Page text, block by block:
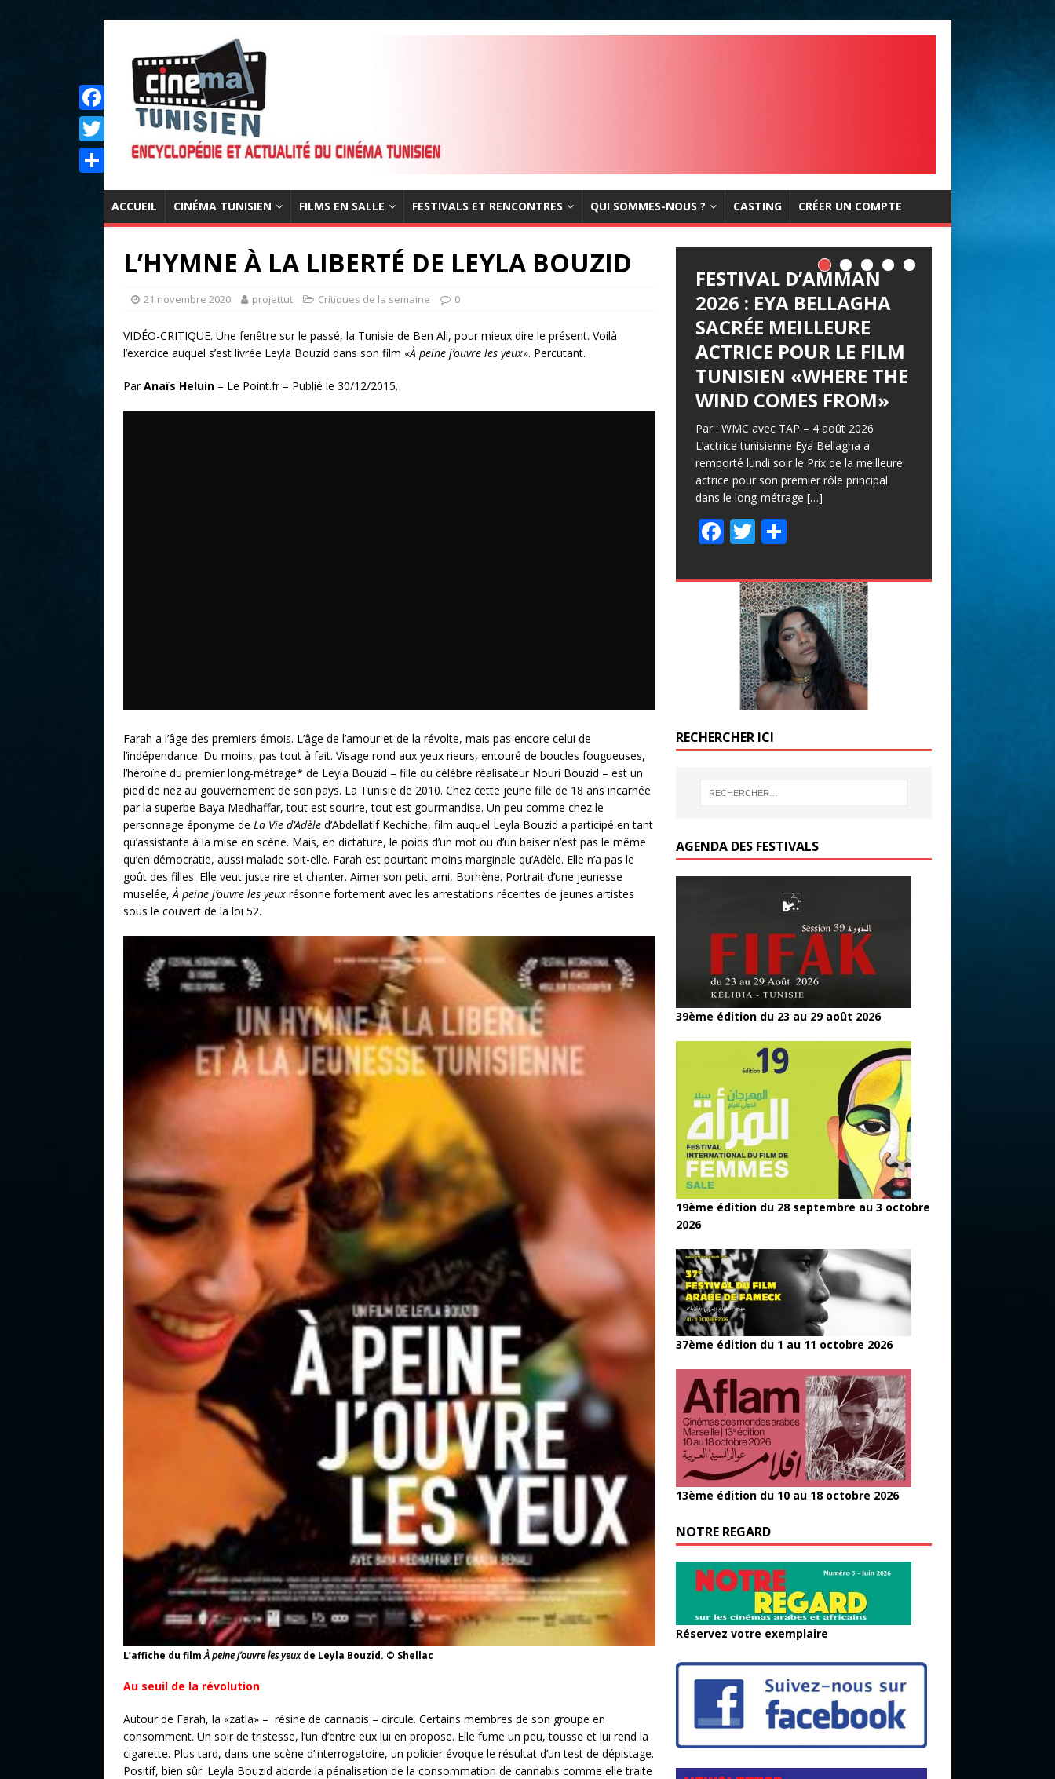
ACCUEIL CINÉMA TUNISIEN FILMS EN SALLE FESTIVALS ET RENCONTRES QUI SOMMES-NOUS ? CASTING CRÉER UN COMPTE
L’HYMNE À LA LIBERTÉ DE LEYLA BOUZID
21 novembre 2020 projettut Critiques de la semaine 0
VIDÉO-CRITIQUE. Une fenêtre sur le passé, la Tunisie de Ben Ali, pour mieux dire le présent. Voilà
l’exercice auquel s’est livrée Leyla Bouzid dans son film «À peine j’ouvre les yeux». Percutant.
ParAnaïs Heluin – Le Point.fr – Publié le 30/12/2015.
Farah a l’âge des premiers émois. L’âge de l’amour et de la révolte, mais pas encore celui de
l’indépendance. Du moins, pas tout à fait. Visage rond aux yeux rieurs, entouré de boucles fougueuses,
l’héroïne du premier long-métrage* de Leyla Bouzid – fille du célèbre réalisateur Nouri Bouzid – est un
pied de nez au gouvernement de son pays. La Tunisie de 2010. Chez cette jeune fille de 18 ans incarnée
par la superbe Baya Medhaffar, tout est sourire, tout est gourmandise. Un peu comme chez le
personnage éponyme de La Vie d’Adèle d’Abdellatif Kechiche, film auquel Leyla Bouzid a participé en tant
qu’assistante à la mise en scène. Mais, en dictature, le poids d’un mot ou d’un baiser n’est pas le même
qu’en démocratie, aussi malade soit-elle. Farah est pourtant moins marginale qu’Adèle. Elle n’a pas le
goût des filles. Elle veut juste rire et chanter. Aimer son petit ami, Borhène. Portrait d’une jeunesse
muselée, À peine j’ouvre les yeux résonne fortement avec les arrestations récentes de jeunes artistes
sous le couvert de la loi 52.
L’affiche du filmÀ peine j’ouvre les yeuxde Leyla Bouzid. © Shellac
Au seuil de la révolution
Autour de Farah, la «zatla» – résine de cannabis – circule. Certains membres de son groupe en
consomment. Un soir de tristesse, l’un d’entre eux lui en propose. Elle fume un peu, tousse et lui rend la
cigarette. Plus tard, dans une scène d’interrogatoire, un policier évoque le résultat d’un test de dépistage.
Positif, bien sûr. Leyla Bouzid aborde la pénalisation de la consommation de cannabis comme elle traite
F
a
c
T
FESTIVAL D’AMMAN
2026 : EYA BELLAGHA
SACRÉE MEILLEURE
ACTRICE POUR LE FILM
TUNISIEN «WHERE THE
WIND COMES FROM»
Par : WMC avec TAP – 4 août 2026
L’actrice tunisienne Eya Bellagha a
remporté lundi soir le Prix de la meilleure
actrice pour son premier rôle principal
dans le long-métrage […]
F
e
T
itt
er
P
ta
g
er
LES JOURNÉES
CINÉMATOGRAPHIQUE
S DE CARTHAGE (JCC)
LANCENT LEUR APPEL
À FILMS
Lequotidien – mercredi 5 août 2026 Les
inscriptions à la 37° édition sont ouvertes
jusqu’au 15 septembre, en prélude à un
rendez-vous qui célébrera les 60 ans du
festival. Le
F
ac
b
T
w
er
P
ar
g
er
RECHERCHER ICI
AGENDA DES FESTIVALS
39ème édition du 23 au 29 août 2026
19ème édition du 28 septembre au 3 octobre
2026
37ème édition du 1 au 11 octobre 2026
13ème édition du 10 au 18 octobre 2026
NOTRE REGARD
Réservez votre exemplaire